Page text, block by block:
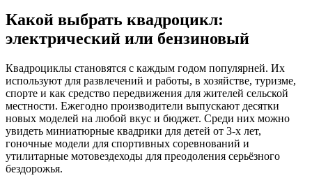
Какой выбрать квадроцикл:
электрический или бензиновый
Квадроциклы становятся с каждым годом популярней. Их
используют для развлечений и работы, в хозяйстве, туризме,
спорте и как средство передвижения для жителей сельской
местности. Ежегодно производители выпускают десятки
новых моделей на любой вкус и бюджет. Среди них можно
увидеть миниатюрные квадрики для детей от 3-х лет,
гоночные модели для спортивных соревнований и
утилитарные мотовездеходы для преодоления серьёзного
бездорожья.